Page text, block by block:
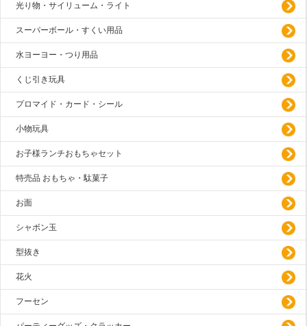
光り物・サイリューム・ライト
スーパーボール・すくい用品
水ヨーヨー・つり用品
くじ引き玩具
プロマイド・カード・シール
小物玩具
お子様ランチおもちゃセット
特売品 おもちゃ・駄菓子
お面
シャボン玉
型抜き
花火
フーセン